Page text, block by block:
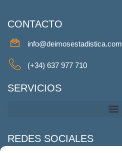
CONTACTO
info@deimosestadistica.com
(+34) 637 977 710
SERVICIOS
REDES SOCIALES